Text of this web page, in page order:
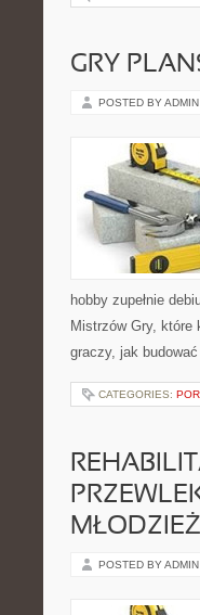
GRY
POSTED BY ADMIN
hobby zupełnie
Mistrzów Gry, które
graczy, jak
CATEGORIES:
POSTED BY ADMIN